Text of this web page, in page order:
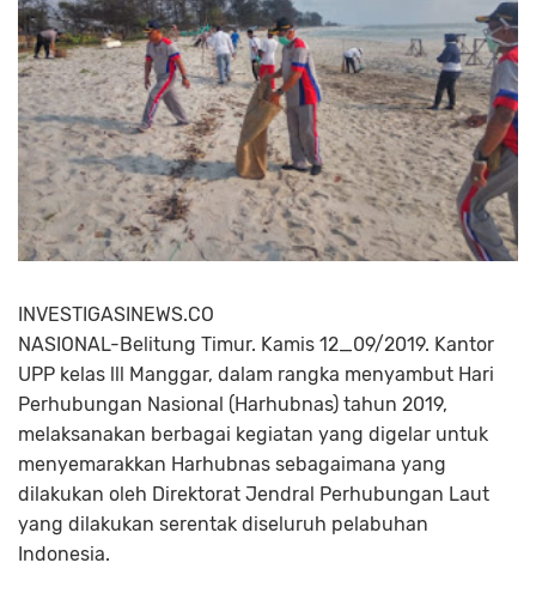
INVESTIGASINEWS.CO
NASIONAL-Belitung Timur. Kamis 12_09/2019. Kantor
UPP kelas lll Manggar, dalam rangka menyambut Hari
Perhubungan Nasional (Harhubnas) tahun 2019,
melaksanakan berbagai kegiatan yang digelar untuk
menyemarakkan Harhubnas sebagaimana yang
dilakukan oleh Direktorat Jendral Perhubungan Laut
yang dilakukan serentak diseluruh pelabuhan
Indonesia.